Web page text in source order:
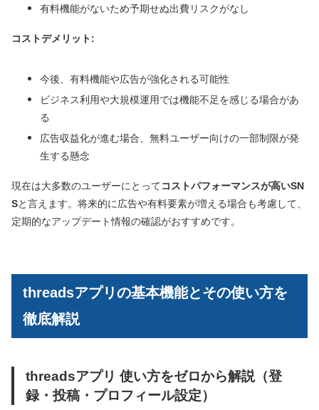
有料機能がないため予期せぬ出費リスクがなし
コストデメリット:
今後、有料機能や広告が強化される可能性
ビジネス利用や大規模運用では機能不足を感じる場合があ
る
広告収益化が進む場合、無料ユーザー向けの一部制限が発
生する懸念
現在は大多数のユーザーにとってコストパフォーマンスが高いSN
Sと言えます。将来的に広告や有料要素が増える場合も考慮して、
定期的なアップデート情報の確認がおすすめです。
threadsアプリの基本機能とその使い方を
徹底解説
threadsアプリ 使い方をゼロから解説（登
録・投稿・プロフィール設定）